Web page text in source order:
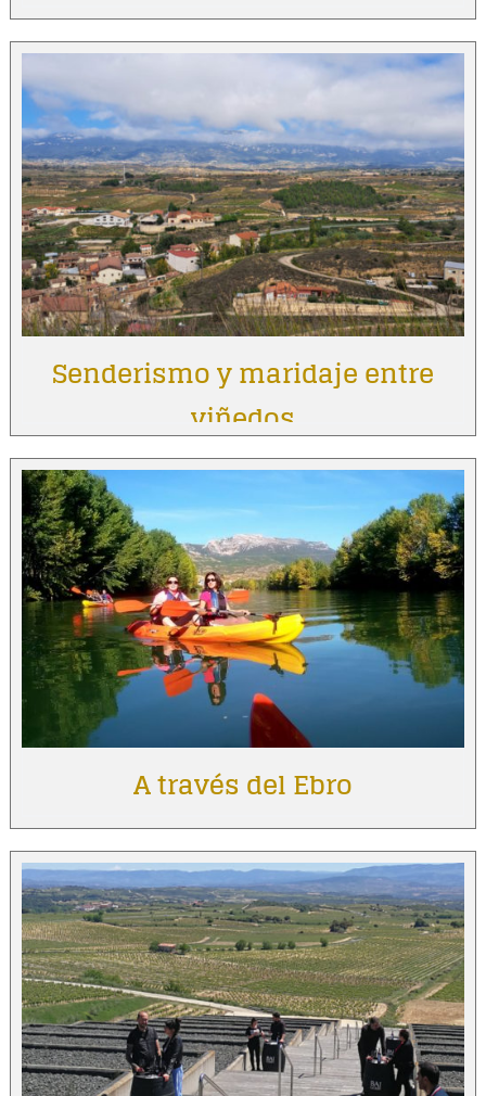
Senderismo y maridaje entre
viñedos
A través del Ebro